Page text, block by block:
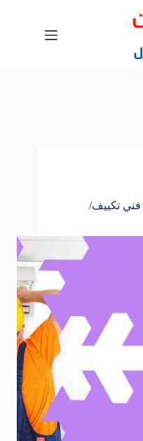
الزهراء / 50301080 / فني تكييف/